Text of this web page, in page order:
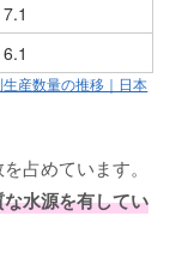
7.1
6.1
産数量の推移｜日本
占めています。
水源を有してい